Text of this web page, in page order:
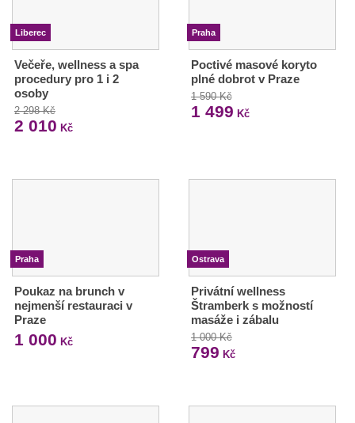
Liberec
Večeře, wellness a spa
procedury pro 1 i 2
osoby
2 298 Kč
2 010 Kč
Praha
Poctivé masové koryto
plné dobrot v Praze
1 590 Kč
1 499 Kč
Praha
Poukaz na brunch v
nejmenší restauraci v
Praze
1 000 Kč
Ostrava
Privátní wellness
Štramberk s možností
masáže i zábalu
1 000 Kč
799 Kč